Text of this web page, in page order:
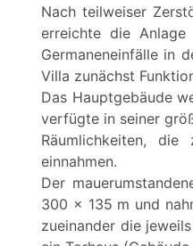
Nach teilweiser
erreichte die Anlage
Germaneneinfälle in
Villa zunächst
Das Hauptgebäude
verfügte in seiner
Räumlichkeiten,
einnahmen.
Der
300 x 135 m und
zueinander die